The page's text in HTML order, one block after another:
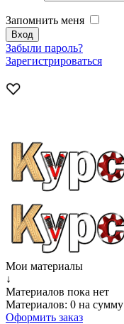
Запомнить меня
Забыли пароль?
Зарегистрироваться
Мои материалы
↓
Материалов пока нет
Материалов: 0 на сумму
Оформить заказ